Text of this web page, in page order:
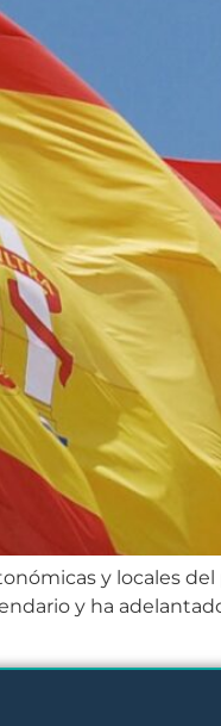
y locales
y ha